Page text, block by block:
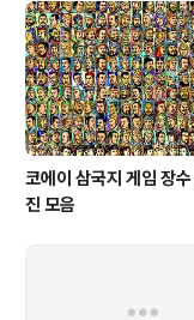
다: 자기도 같은 잘못을 했으
잘못만 나무란다는 말. 賊
어 매를 든다는 뜻으로, 잘못
코에이 삼국지 게임 장
진 모음